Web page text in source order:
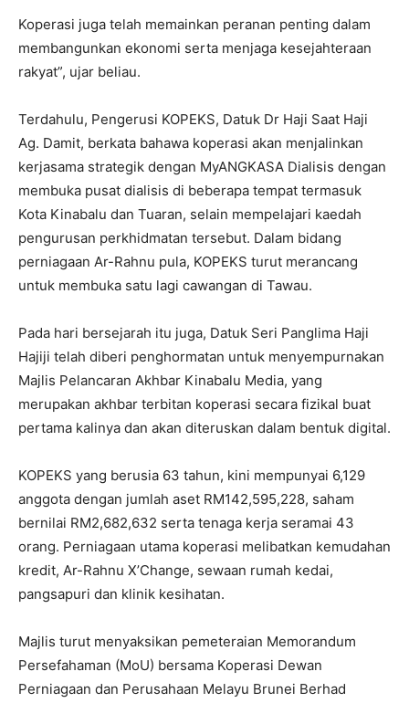
Koperasi juga telah memainkan peranan penting dalam
membangunkan ekonomi serta menjaga kesejahteraan
rakyat”, ujar beliau.
Terdahulu, Pengerusi KOPEKS, Datuk Dr Haji Saat Haji
Ag. Damit, berkata bahawa koperasi akan menjalinkan
kerjasama strategik dengan MyANGKASA Dialisis dengan
membuka pusat dialisis di beberapa tempat termasuk
Kota Kinabalu dan Tuaran, selain mempelajari kaedah
pengurusan perkhidmatan tersebut. Dalam bidang
perniagaan Ar-Rahnu pula, KOPEKS turut merancang
untuk membuka satu lagi cawangan di Tawau.
Pada hari bersejarah itu juga, Datuk Seri Panglima Haji
Hajiji telah diberi penghormatan untuk menyempurnakan
Majlis Pelancaran Akhbar Kinabalu Media, yang
merupakan akhbar terbitan koperasi secara fizikal buat
pertama kalinya dan akan diteruskan dalam bentuk digital.
KOPEKS yang berusia 63 tahun, kini mempunyai 6,129
anggota dengan jumlah aset RM142,595,228, saham
bernilai RM2,682,632 serta tenaga kerja seramai 43
orang. Perniagaan utama koperasi melibatkan kemudahan
kredit, Ar-Rahnu X’Change, sewaan rumah kedai,
pangsapuri dan klinik kesihatan.
Majlis turut menyaksikan pemeteraian Memorandum
Persefahaman (MoU) bersama Koperasi Dewan
Perniagaan dan Perusahaan Melayu Brunei Berhad